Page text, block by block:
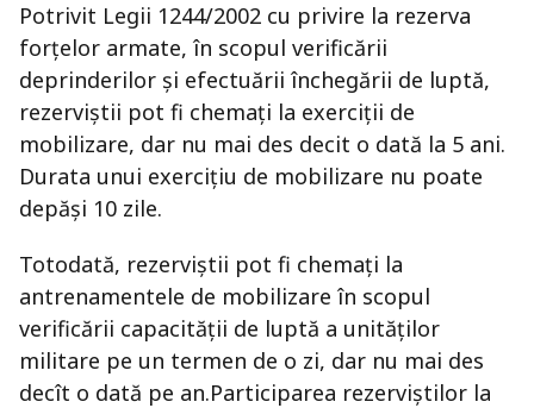
Potrivit Legii 1244/2002 cu privire la rezerva
forțelor armate, în scopul verificării
deprinderilor şi efectuării închegării de luptă,
rezerviştii pot fi chemaţi la exerciţii de
mobilizare, dar nu mai des decit o dată la 5 ani.
Durata unui exerciţiu de mobilizare nu poate
depăşi 10 zile.
Totodată, rezerviştii pot fi chemaţi la
antrenamentele de mobilizare în scopul
verificării capacităţii de luptă a unităţilor
militare pe un termen de o zi, dar nu mai des
decît o dată pe an.Participarea rezerviştilor la